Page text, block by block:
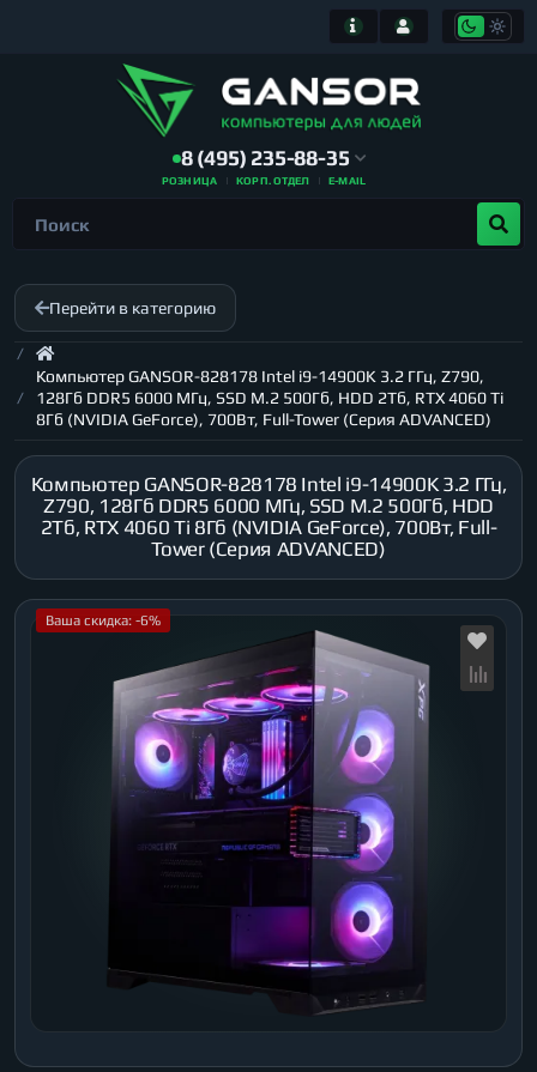
8 (495) 235-88-35
РОЗНИЦА КОРП. ОТДЕЛ E-MAIL
Перейти в категорию
Компьютер GANSOR-828178 Intel i9-14900K 3.2 ГГц, Z790,
128Гб DDR5 6000 МГц, SSD M.2 500Гб, HDD 2Тб, RTX 4060 Ti
8Гб (NVIDIA GeForce), 700Вт, Full-Tower (Серия ADVANCED)
Компьютер GANSOR-828178 Intel i9-14900K 3.2 ГГц,
Z790, 128Гб DDR5 6000 МГц, SSD M.2 500Гб, HDD
2Тб, RTX 4060 Ti 8Гб (NVIDIA GeForce), 700Вт, Full-
Tower (Серия ADVANCED)
Ваша скидка: -6%